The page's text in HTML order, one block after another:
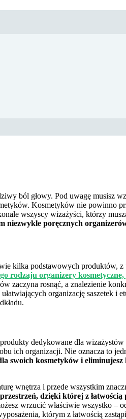
ból głowy. Pod uwagę musisz
Kosmetyków nie powinno
wszyscy wizażyści, którzy
niezwykle poręcznych
kilka podstawowych produktów,
rodzaju organizery
zaczyna rosnąć, a znalezienie
organizację saszetek i
dedykowane dla
ich organizacji. Nie oznacza to
kosmetyków i
wnętrza i przede wszystkim
dzięki której z
wrzucić właściwie wszystko
którym z łatwością